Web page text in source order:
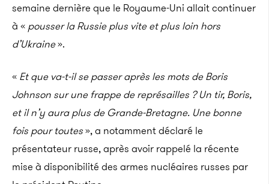
semaine dernière que le Royaume-Uni allait continuer
à « pousser la Russie plus vite et plus loin hors
d’Ukraine».
« Et que va-t-il se passer après les mots de Boris
Johnson sur une frappe de représailles ? Un tir, Boris,
et il n’y aura plus de Grande-Bretagne. Une bonne
fois pour toutes», a notamment déclaré le
présentateur russe, après avoir rappelé la récente
mise à disponibilité des armes nucléaires russes par